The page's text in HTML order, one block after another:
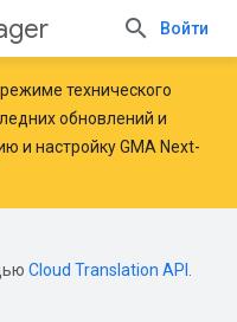
Войти
технического
обновлений и
и настройку GMA Next-
Cloud Translation API